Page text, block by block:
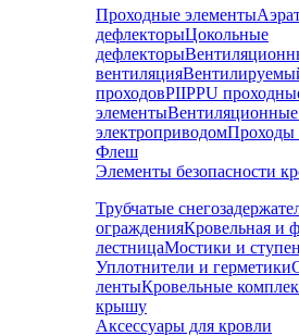
Проходные элементы
дефлекторыЦокольные
дефлекторы
вентиляция
проходовPIIPPU
элементы
электроприводомПроходы
Флеш
Элементы безопасности
Трубчатые
огражденияКровельная и
лестницаМостики и
Уплотнители и герметики
лентыКровельные
крышу
Аксессуары для кровли